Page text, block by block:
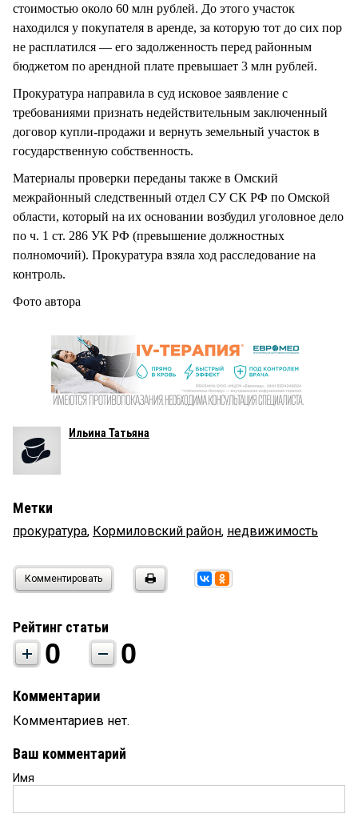
стоимостью около 60 млн рублей. До этого участок
находился у покупателя в аренде, за которую тот до сих пор
не расплатился — его задолженность перед районным
бюджетом по арендной плате превышает 3 млн рублей.
Прокуратура направила в суд исковое заявление с
требованиями признать недействительным заключенный
договор купли-продажи и вернуть земельный участок в
государственную собственность.
Материалы проверки переданы также в Омский
межрайонный следственный отдел СУ СК РФ по Омской
области, который на их основании возбудил уголовное дело
по ч. 1 ст. 286 УК РФ (превышение должностных
полномочий). Прокуратура взяла ход расследование на
контроль.
Фото автора
Ильина Татьяна
Метки
прокуратура, Кормиловский район, недвижимость
Комментировать
Рейтинг статьи
0 0
Комментарии
Комментариев нет.
Ваш комментарий
Имя